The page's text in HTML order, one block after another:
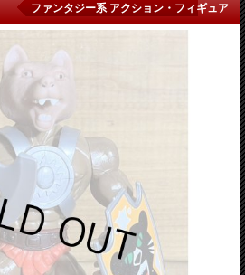
ファンタジー系 アクション・フィギュア